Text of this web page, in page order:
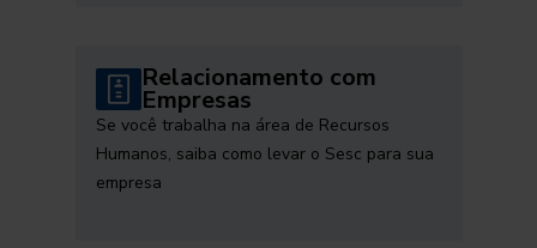
Relacionamento com
Empresas
Se você trabalha na área de Recursos
Humanos, saiba como levar o Sesc para sua
empresa